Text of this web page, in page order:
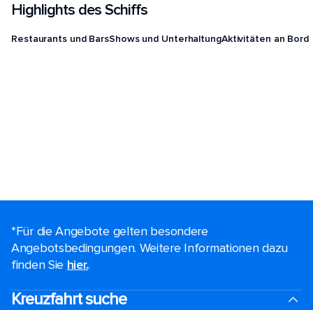
Highlights des Schiffs
Restaurants und BarsShows und UnterhaltungAktivitäten an Bord
*Für die Angebote gelten besondere
Angebotsbedingungen. Weitere Informationen dazu
finden Sie hier..
Kreuzfahrt suche